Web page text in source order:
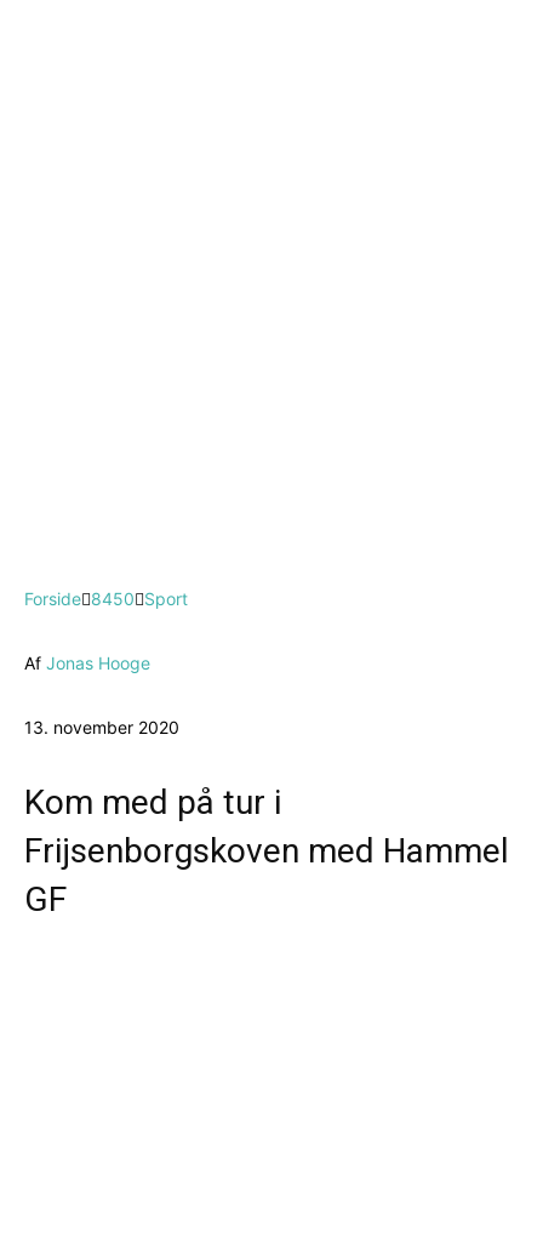
Forside 8450 Sport
Af Jonas Hooge
13. november 2020
Kom med på tur i
Frijsenborgskoven med Hammel
GF